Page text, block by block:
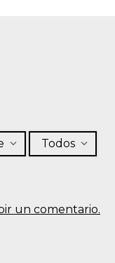
un comentario.
Todos